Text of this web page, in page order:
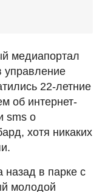
медиапортал
управление
22-летние
об интернет-
sms о
хотя никаких
назад в парке с
молодой